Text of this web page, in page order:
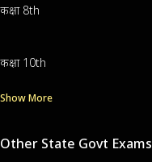
कक्षा 8th
कक्षा 10th
Show More
Other State Govt Exams